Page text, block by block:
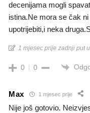
decenijama mogli
istina.Ne mora se čak
upotrijebiti,i neka
1 mjesec prije zadnji put
0 0
Max 1 mjesec prije
Nije još gotovio.